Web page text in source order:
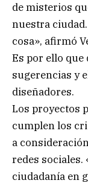
de misterios
nuestra
cosa», afirmó
Es por ello
sugerencias y
diseñadores.
Los proyectos
cumplen los
a
redes sociales.
ciudadanía en